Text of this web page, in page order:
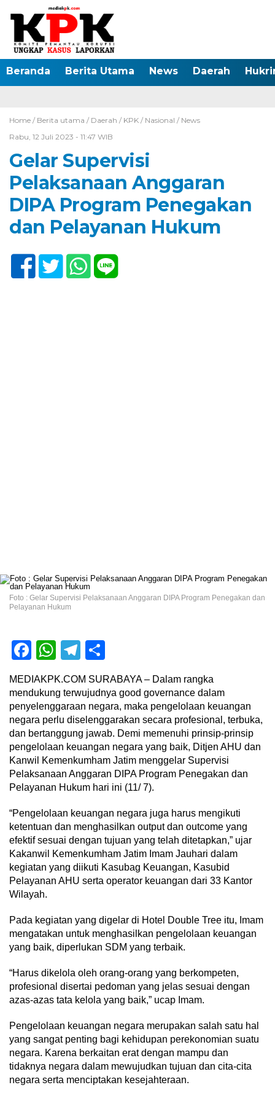
Beranda Berita Utama News Daerah
Home / Berita utama / Daerah / KPK / Nasional / News
Rabu, 12 Juli 2023 - 11:47 WIB
Gelar Supervisi
Pelaksanaan Anggaran
DIPA Program Penegakan
dan Pelayanan Hukum
Foto : Gelar Supervisi Pelaksanaan Anggaran DIPA Program Penegakan dan
Pelayanan Hukum
Facebook
WhatsApp
Telegram
MEDIAKPK.COM SURABAYA – Dalam rangka
mendukung terwujudnya good governance dalam
penyelenggaraan negara, maka pengelolaan keuangan
negara perlu diselenggarakan secara profesional, terbuka,
dan bertanggung jawab. Demi memenuhi prinsip-prinsip
pengelolaan keuangan negara yang baik, Ditjen AHU dan
Kanwil Kemenkumham Jatim menggelar Supervisi
Pelaksanaan Anggaran DIPA Program Penegakan dan
Pelayanan Hukum hari ini (11/ 7).
“Pengelolaan keuangan negara juga harus mengikuti
ketentuan dan menghasilkan output dan outcome yang
efektif sesuai dengan tujuan yang telah ditetapkan,” ujar
Kakanwil Kemenkumham Jatim Imam Jauhari dalam
kegiatan yang diikuti Kasubag Keuangan, Kasubid
Pelayanan AHU serta operator keuangan dari 33 Kantor
Wilayah.
Pada kegiatan yang digelar di Hotel Double Tree itu, Imam
mengatakan untuk menghasilkan pengelolaan keuangan
yang baik, diperlukan SDM yang terbaik.
“Harus dikelola oleh orang-orang yang berkompeten,
profesional disertai pedoman yang jelas sesuai dengan
azas-azas tata kelola yang baik,” ucap Imam.
Pengelolaan keuangan negara merupakan salah satu hal
yang sangat penting bagi kehidupan perekonomian suatu
negara. Karena berkaitan erat dengan mampu dan
tidaknya negara dalam mewujudkan tujuan dan cita-cita
negara serta menciptakan kesejahteraan.